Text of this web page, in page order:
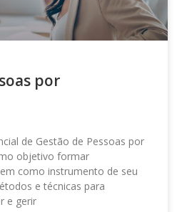
por
de Gestão de Pessoas por
objetivo formar
como instrumento de seu
e técnicas para
e gerir